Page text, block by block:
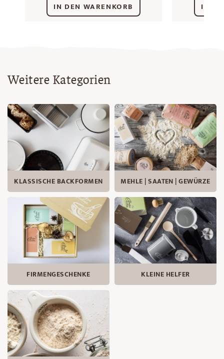
IN DEN WARENKORB IN
Weitere Kategorien
KLASSISCHE BACKFORMEN MEHLE | SAATEN | GEWÜRZE
FIRMENGESCHENKE KLEINE HELFER